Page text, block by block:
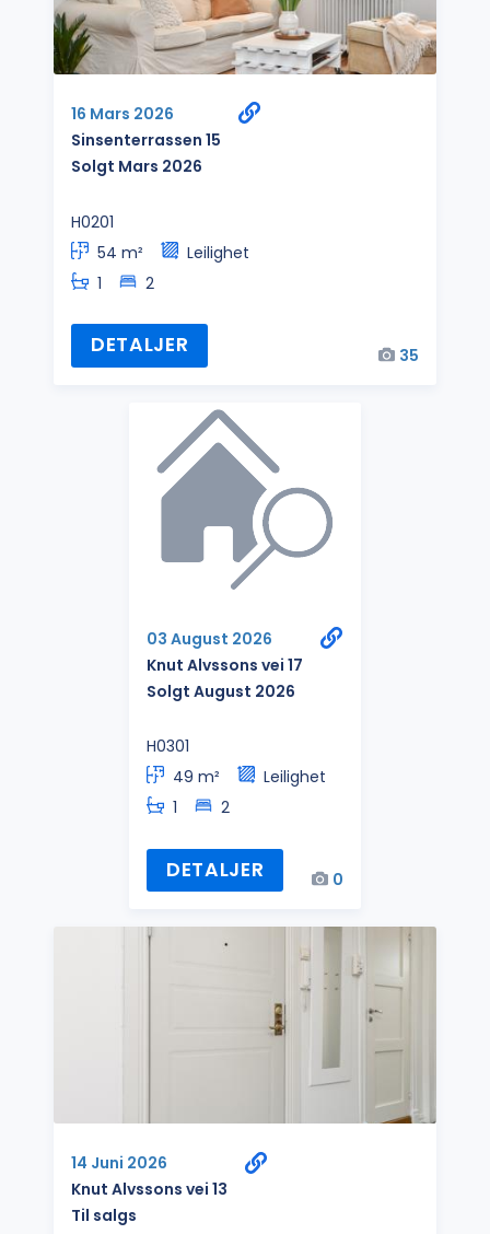
16 Mars 2026
Sinsenterrassen 15
Solgt Mars 2026
H0201
54 m²
Leilighet
1
2
DETALJER 35
03 August 2026
Knut Alvssons vei 17
Solgt August 2026
H0301
49 m²
Leilighet
1
2
DETALJER 0
14 Juni 2026
Knut Alvssons vei 13
Til salgs